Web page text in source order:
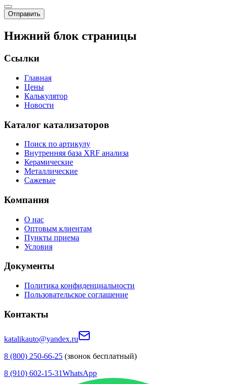
Отправить
Нижний блок страницы
Ссылки
Главная
Цены
Калькулятор
Новости
Каталог катализаторов
Поиск по артикулу
Внутренняя база XRF анализа
Керамические
Металлические
Сажевые
Компания
О нас
Оптовым клиентам
Пункты приема
Условия
Документы
Политика конфиденциальности
Пользовательское соглашение
Контакты
katalikauto@yandex.ru
8 (800) 250-66-25 (звонок бесплатный)
8 (910) 602-15-31WhatsApp